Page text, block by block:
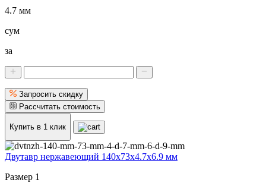
4.7 мм
сум
за
Запросить скидку
Рассчитать стоимость
Купить в 1 клик
Двутавр нержавеющий 140x73x4.7x6.9 мм
Размер 1